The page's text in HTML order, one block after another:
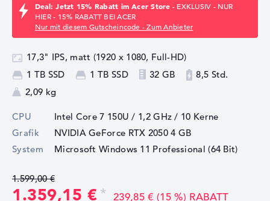
Deal: Jetzt 15% Rabatt im Acer Store - EXKLUSIV - NUR
HIER - 15% RABATT BEI ACER
Nur mit diesem Gutscheincode - Zum Anbieter
17,3" IPS, matt (1920 x 1080, Full-HD)
1 TB SSD
1 TB SSD 32 GB
8,5 Std.
2,09 kg
CPU Intel Core 7 150U / 1,2 GHz / 10 Kerne
Grafik
NVIDIA GeForce RTX 20504 GB
System
Microsoft Windows 11 Professional (64 Bit)
1.599,00 €
1.359,15 € 239,85 € (15 %) RABATT